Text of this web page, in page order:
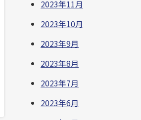
2023年11月
2023年10月
2023年9月
2023年8月
2023年7月
2023年6月